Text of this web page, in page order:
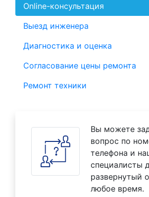
Online-консультация
Выезд инженера
Диагностика и оценка
Согласование цены ремонта
Ремонт техники
Вы можете
вопрос по
телефона и
специалисты
развернутый
любое время.